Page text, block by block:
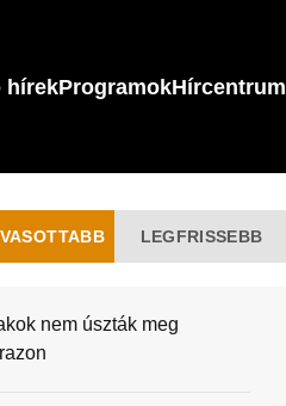
hírekProgramokHírcentrum
LEGFRISSEBB
nem úszták meg